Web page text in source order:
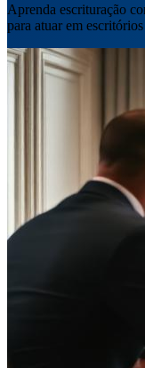
Aprenda escrituração
para atuar em